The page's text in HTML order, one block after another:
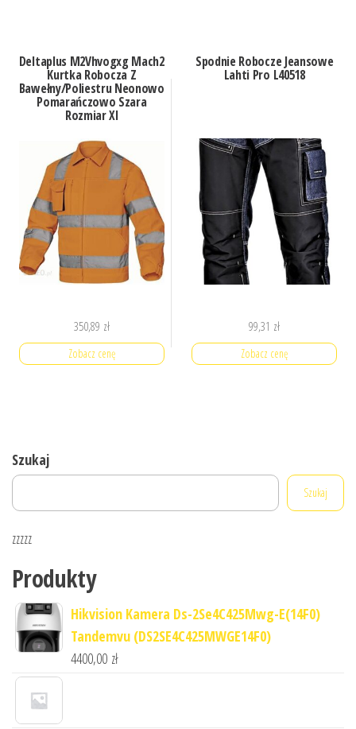
Deltaplus M2Vhvogxg Mach2
Kurtka Robocza Z
Bawełny/Poliestru Neonowo
Pomarańczowo Szara
Rozmiar Xl
350,89 zł
Zobacz cenę
Spodnie Robocze Jeansowe
Lahti Pro L40518
99,31 zł
Zobacz cenę
Szukaj
Szukaj
zzzzz
Produkty
Hikvision Kamera Ds-2Se4C425Mwg-E(14F0)
Tandemvu (DS2SE4C425MWGE14F0)
4400,00 zł